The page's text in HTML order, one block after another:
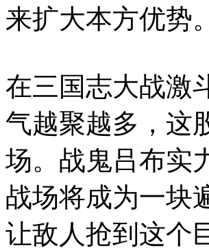
来扩大本方优势。
在三国志大战激
气越聚越多，这
场。战鬼吕布实
战场将成为一块
让敌人抢到这个